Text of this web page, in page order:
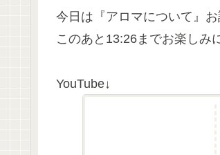
今日は『アロマについて』
このあと13:26までお楽しみ
YouTube↓